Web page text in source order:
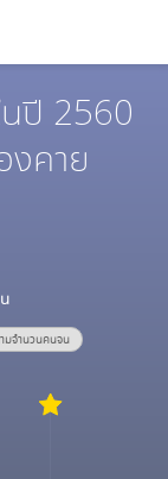
ปี 2560
คาย
มจำนวนคนจน